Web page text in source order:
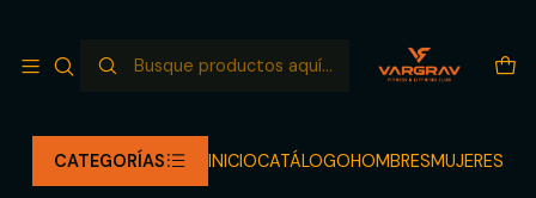
CATEGORÍAS INICIOCATÁLOGOHOMBRESMUJERES
Inicio CATÁLOGO
PANTS